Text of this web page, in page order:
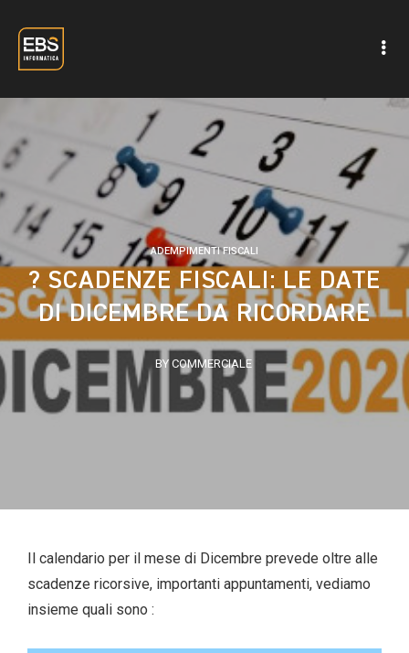
ADEMPIMENTI FISCALI
? SCADENZE FISCALI: LE DATE
DI DICEMBRE DA RICORDARE
BY COMMERCIALE
Il calendario per il mese di Dicembre prevede oltre alle
scadenze ricorsive, importanti appuntamenti, vediamo
insieme quali sono :